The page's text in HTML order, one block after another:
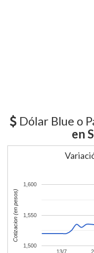
Dólar Blue o
en
13/7
1,500
1,550
1,600
Cotizacion (en pesos)